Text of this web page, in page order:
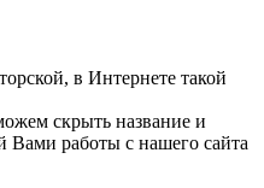
в Интернете такой
скрыть название и
Вами работы с нашего сайта